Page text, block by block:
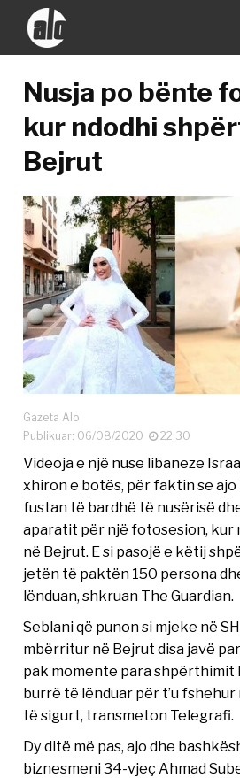
Nusja po bënte
kur ndodhi
Bejrut
Gazeta Alo
Publikuar: 06/08/2020
22:30
Videoja e një nuse libaneze
xhiron e botës, për faktin se
fustan të bardhë të nusërisë
aparatit për një fotosesion, kur
në Bejrut. E si pasojë e këtij
jetën të paktën 150 persona
lënduan, shkruan The Guardian.
Seblani që punon si mjeke në
mbërritur në Bejrut disa javë
pak momente para shpërthimit
burrë të lënduar për t’u
të sigurt, transmeton Telegrafi.
Dy ditë më pas, ajo dhe
biznesmeni 34-vjeç Ahmad